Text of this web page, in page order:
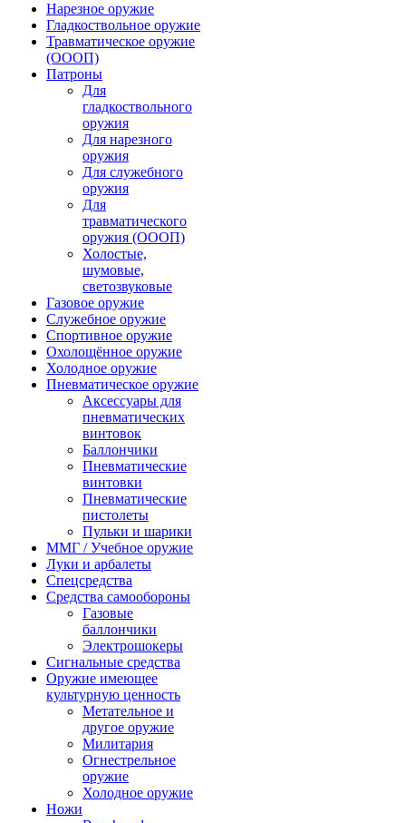
Нарезное оружие
Гладкоствольное оружие
Травматическое оружие
(ОООП)
Патроны
Для
гладкоствольного
оружия
Для нарезного
оружия
Для служебного
оружия
Для
травматического
оружия (ОООП)
Холостые,
шумовые,
светозвуковые
Газовое оружие
Служебное оружие
Спортивное оружие
Охолощённое оружие
Холодное оружие
Пневматическое оружие
Аксессуары для
пневматических
винтовок
Баллончики
Пневматические
винтовки
Пневматические
пистолеты
Пульки и шарики
ММГ / Учебное оружие
Луки и арбалеты
Спецсредства
Средства самообороны
Газовые
баллончики
Электрошокеры
Сигнальные средства
Оружие имеющее
культурную ценность
Метательное и
другое оружие
Милитария
Огнестрельное
оружие
Холодное оружие
Ножи